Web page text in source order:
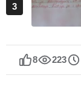
3
8 223